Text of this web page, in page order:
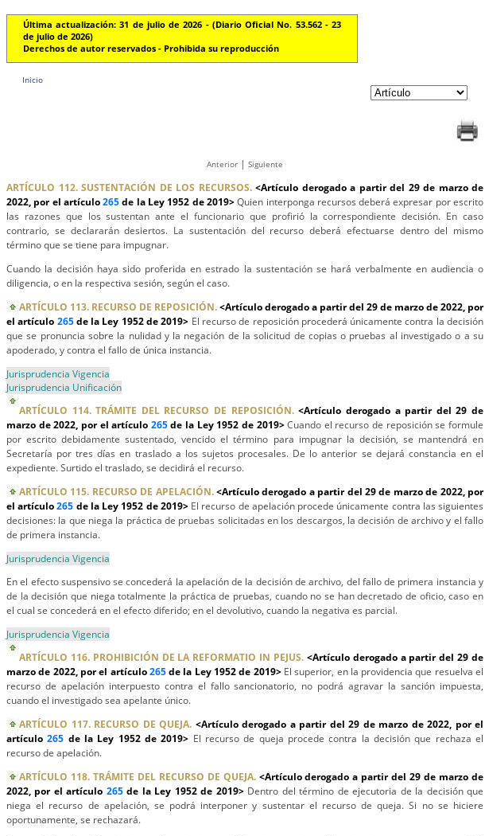
Última actualización: 31 de julio de 2026 - (Diario Oficial No. 53.562 - 23
de julio de 2026)
Derechos de autor reservados - Prohibida su reproducción
Inicio
Anterior | Siguiente
ARTÍCULO 112. SUSTENTACIÓN DE LOS RECURSOS. <Artículo derogado a partir del 29 de marzo de
2022, por el artículo265de la Ley 1952 de 2019>Quien interponga recursos deberá expresar por escrito
las razones que los sustentan ante el funcionario que profirió la correspondiente decisión. En caso
contrario, se declararán desiertos. La sustentación del recurso deberá efectuarse dentro del mismo
término que se tiene para impugnar.
Cuando la decisión haya sido proferida en estrado la sustentación se hará verbalmente en audiencia o
diligencia, o en la respectiva sesión, según el caso.
ARTÍCULO 113. RECURSO DE REPOSICIÓN.<Artículo derogado a partir del 29 de marzo de 2022, por
el artículo 265de la Ley 1952 de 2019> El recurso de reposición procederá únicamente contra la decisión
que se pronuncia sobre la nulidad y la negación de la solicitud de copias o pruebas al investigado o a su
apoderado, y contra el fallo de única instancia.
Jurisprudencia Vigencia
Jurisprudencia Unificación
ARTÍCULO 114. TRÁMITE DEL RECURSO DE REPOSICIÓN. <Artículo derogado a partir del 29 de
marzo de 2022, por el artículo 265de la Ley 1952 de 2019>Cuando el recurso de reposición se formule
por escrito debidamente sustentado, vencido el término para impugnar la decisión, se mantendrá en
Secretaría por tres días en traslado a los sujetos procesales. De lo anterior se dejará constancia en el
expediente. Surtido el traslado, se decidirá el recurso.
ARTÍCULO 115. RECURSO DE APELACIÓN. <Artículo derogado a partir del 29 de marzo de 2022, por
el artículo265 de la Ley 1952 de 2019> El recurso de apelación procede únicamente contra las siguientes
decisiones: la que niega la práctica de pruebas solicitadas en los descargos, la decisión de archivo y el fallo
de primera instancia.
Jurisprudencia Vigencia
En el efecto suspensivo se concederá la apelación de la decisión de archivo, del fallo de primera instancia y
de la decisión que niega totalmente la práctica de pruebas, cuando no se han decretado de oficio, caso en
el cual se concederá en el efecto diferido; en el devolutivo, cuando la negativa es parcial.
Jurisprudencia Vigencia
ARTÍCULO 116. PROHIBICIÓN DE LA REFORMATIO IN PEJUS. <Artículo derogado a partir del 29 de
marzo de 2022, por el artículo265de la Ley 1952 de 2019> El superior, en la providencia que resuelva el
recurso de apelación interpuesto contra el fallo sancionatorio, no podrá agravar la sanción impuesta,
cuando el investigado sea apelante único.
ARTÍCULO 117. RECURSO DE QUEJA. <Artículo derogado a partir del 29 de marzo de 2022, por el
artículo265 de la Ley 1952 de 2019> El recurso de queja procede contra la decisión que rechaza el
recurso de apelación.
ARTÍCULO 118. TRÁMITE DEL RECURSO DE QUEJA. <Artículo derogado a partir del 29 de marzo de
2022, por el artículo 265de la Ley 1952 de 2019> Dentro del término de ejecutoria de la decisión que
niega el recurso de apelación, se podrá interponer y sustentar el recurso de queja. Si no se hiciere
oportunamente, se rechazará.